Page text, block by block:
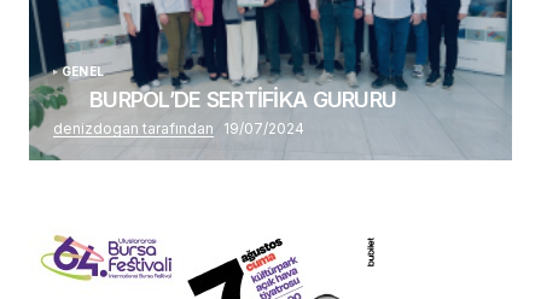
GENEL
BURPOL’DE SERTİFİKA GURURU
denizdogan tarafından 19/07/2024